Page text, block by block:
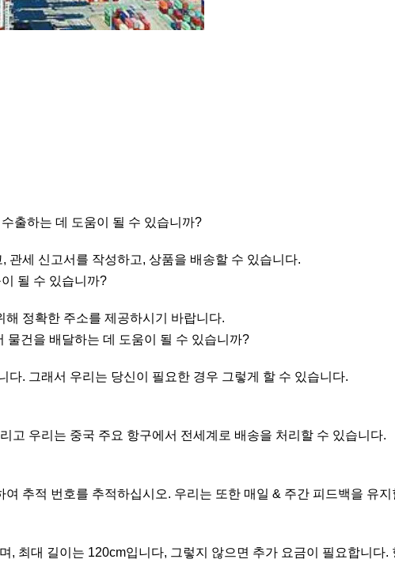
출하는 데 도움이 될 수 있습니까?
관세 신고서를 작성하고, 상품을 배송할 수 있습니다.
될 수 있습니까?
정확한 주소를 제공하시기 바랍니다.
물건을 배달하는 데 도움이 될 수 있습니까?
. 그래서 우리는 당신이 필요한 경우 그렇게 할 수 있습니다.
고 우리는 중국 주요 항구에서 전세계로 배송을 처리할 수 있습니다.
추적 번호를 추적하십시오. 우리는 또한 매일 & 주간 피드백을 유지
, 최대 길이는 120cm입니다, 그렇지 않으면 추가 요금이 필요합니